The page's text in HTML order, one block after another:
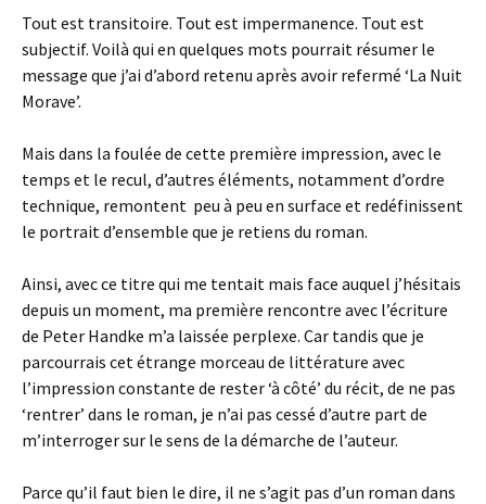
Tout est transitoire. Tout est impermanence. Tout est
subjectif. Voilà qui en quelques mots pourrait résumer le
message que j’ai d’abord retenu après avoir refermé ‘La Nuit
Morave’.
Mais dans la foulée de cette première impression, avec le
temps et le recul, d’autres éléments, notamment d’ordre
technique, remontent peu à peu en surface et redéfinissent
le portrait d’ensemble que je retiens du roman.
Ainsi, avec ce titre qui me tentait mais face auquel j’hésitais
depuis un moment, ma première rencontre avec l’écriture
de Peter Handke m’a laissée perplexe. Car tandis que je
parcourrais cet étrange morceau de littérature avec
l’impression constante de rester ‘à côté’ du récit, de ne pas
‘rentrer’ dans le roman, je n’ai pas cessé d’autre part de
m’interroger sur le sens de la démarche de l’auteur.
Parce qu’il faut bien le dire, il ne s’agit pas d’un roman dans